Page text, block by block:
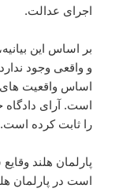
اجرای عدالت.
بر اساس این
اساس واقعیت های
است. آرای دادگاه
را ثابت کرده است.